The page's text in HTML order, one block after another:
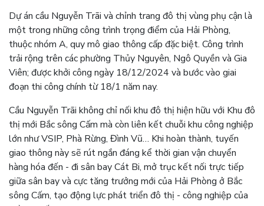
Dự án cầu Nguyễn Trãi và chỉnh trang đô thị vùng phụ cận là
một trong những công trình trọng điểm của Hải Phòng,
thuộc nhóm A, quy mô giao thông cấp đặc biệt. Công trình
trải rộng trên các phường Thủy Nguyên, Ngô Quyền và Gia
Viên; được khởi công ngày 18/12/2024 và bước vào giai
đoạn thi công chính từ 18/1 năm nay.
Cầu Nguyễn Trãi không chỉ nối khu đô thị hiện hữu với Khu đô
thị mới Bắc sông Cấm mà còn liên kết chuỗi khu công nghiệp
lớn như VSIP, Phà Rừng, Đình Vũ… Khi hoàn thành, tuyến
giao thông này sẽ rút ngắn đáng kể thời gian vận chuyển
hàng hóa đến - đi sân bay Cát Bi, mở trục kết nối trực tiếp
giữa sân bay và cực tăng trưởng mới của Hải Phòng ở Bắc
sông Cấm, tạo động lực phát triển đô thị - công nghiệp của